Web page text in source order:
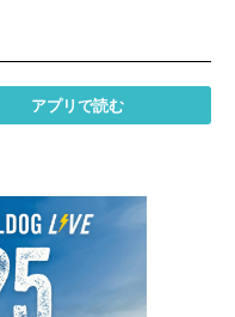
アプリで読む